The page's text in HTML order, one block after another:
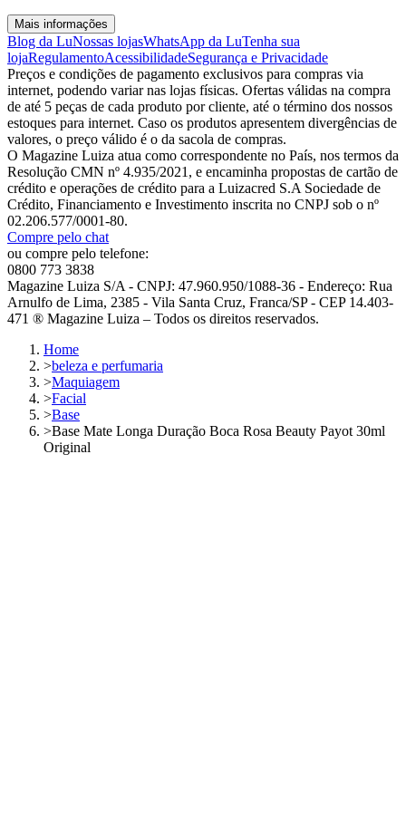
Mais informações
Blog da LuNossas lojasWhatsApp da LuTenha sua
lojaRegulamentoAcessibilidadeSegurança e Privacidade
Preços e condições de pagamento exclusivos para compras via
internet, podendo variar nas lojas físicas. Ofertas válidas na compra
de até 5 peças de cada produto por cliente, até o término dos nossos
estoques para internet. Caso os produtos apresentem divergências de
valores, o preço válido é o da sacola de compras.
O Magazine Luiza atua como correspondente no País, nos termos da
Resolução CMN nº 4.935/2021, e encaminha propostas de cartão de
crédito e operações de crédito para a Luizacred S.A Sociedade de
Crédito, Financiamento e Investimento inscrita no CNPJ sob o nº
02.206.577/0001-80.
Compre pelo chat
ou compre pelo telefone:
0800 773 3838
Magazine Luiza S/A - CNPJ: 47.960.950/1088-36 - Endereço: Rua
Arnulfo de Lima, 2385 - Vila Santa Cruz, Franca/SP - CEP 14.403-
471 ® Magazine Luiza – Todos os direitos reservados.
Home
>beleza e perfumaria
>Maquiagem
>Facial
>Base
>Base Mate Longa Duração Boca Rosa Beauty Payot 30ml
Original